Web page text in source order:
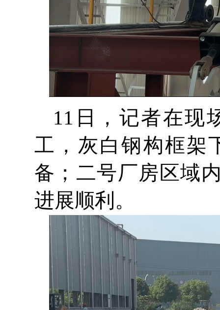
11日，记者在现
工，灰白钢构框架
备；二号厂房区域
进展顺利。